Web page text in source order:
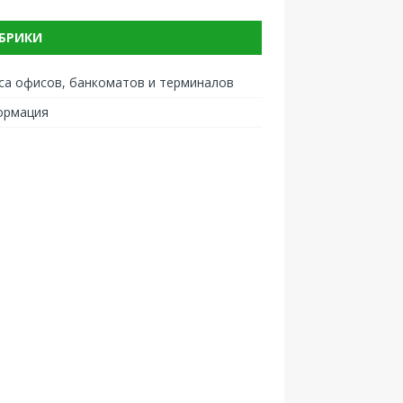
офисов, банкоматов и терминалов